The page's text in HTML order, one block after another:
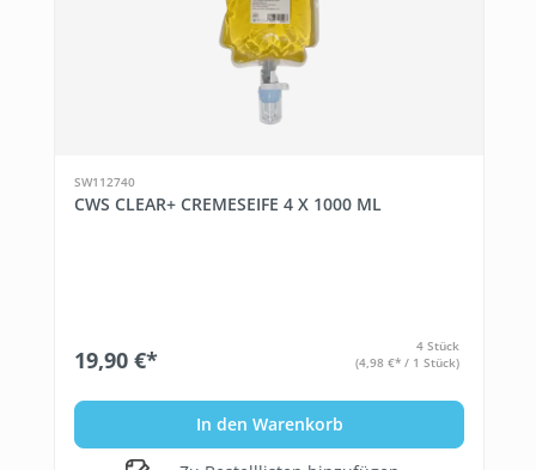
SW112740
CWS CLEAR+ CREMESEIFE 4 X 1000 ML
19,90 €*
4 Stück
(4,98 €* / 1 Stück)
In den Warenkorb